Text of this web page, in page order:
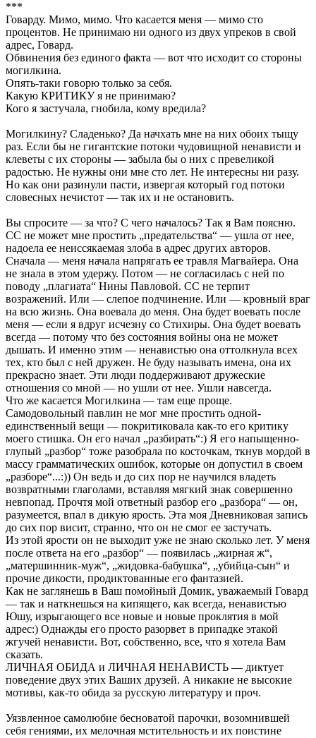
***
Говарду. Мимо, мимо. Что касается меня — мимо сто
процентов. Не принимаю ни одного из двух упреков в свой
адрес, Говард.
Обвинения без единого факта — вот что исходит со стороны
могилкина.
Опять-таки говорю только за себя.
Какую КРИТИКУ я не принимаю?
Кого я застучала, гнобила, кому вредила?
Могилкину? Сладенько? Да начхать мне на них обоих тыщу
раз. Если бы не гигантские потоки чудовищной ненависти и
клеветы с их стороны — забыла бы о них с превеликой
радостью. Не нужны они мне сто лет. Не интересны ни разу.
Но как они разинули пасти, извергая который год потоки
словесных нечистот — так их и не остановить.
Вы спросите — за что? С чего началось? Так я Вам поясню.
СС не может мне простить „предательства“ — ушла от нее,
надоела ее неиссякаемая злоба в адрес других авторов.
Сначала — меня начала напрягать ее травля Магвайера. Она
не знала в этом удержу. Потом — не согласилась с ней по
поводу „плагиата“ Нины Павловой. СС не терпит
возражений. Или — слепое подчинение. Или — кровный враг
на всю жизнь. Она воевала до меня. Она будет воевать после
меня — если я вдруг исчезну со Стихиры. Она будет воевать
всегда — потому что без состояния войны она не может
дышать. И именно этим — ненавистью она оттолкнула всех
тех, кто был с ней дружен. Не буду называть имена, она их
прекрасно знает. Эти люди поддерживают дружеские
отношения со мной — но ушли от нее. Ушли навсегда.
Что же касается Могилкина — там еще проще.
Самодовольный павлин не мог мне простить одной-
единственный вещи — покритиковала как-то его критику
моего стишка. Он его начал „разбирать“:) Я его напыщенно-
глупый „разбор“ тоже разобрала по косточкам, ткнув мордой в
массу грамматических ошибок, которые он допустил в своем
„разборе“...:)) Он ведь и до сих пор не научился владеть
возвратными глаголами, вставляя мягкий знак совершенно
невпопад. Прочтя мой ответный разбор его „разбора“ — он,
разумеется, впал в дикую ярость. Эта моя Дневниковая запись
до сих пор висит, странно, что он не смог ее застучать.
Из этой ярости он не выходит уже не знаю сколько лет. У меня
после ответа на его „разбор“ — появилась „жирная ж“,
„матершинник-муж“, „жидовка-бабушка“, „убийца-сын“ и
прочие дикости, продиктованные его фантазией.
Как не заглянешь в Ваш помойный Домик, уважаемый Говард
— так и наткнешься на кипящего, как всегда, ненавистью
Юшу, изрыгающего все новые и новые проклятия в мой
адрес:) Однажды его просто разорвет в припадке этакой
жгучей ненависти. Вот, собственно, все, что я хотела Вам
сказать.
ЛИЧНАЯ ОБИДА и ЛИЧНАЯ НЕНАВИСТЬ — диктует
поведение двух этих Ваших друзей. А никакие не высокие
мотивы, как-то обида за русскую литературу и проч.
Уязвленное самолюбие бесноватой парочки, возомнившей
себя гениями, их мелочная мстительность и их поистине